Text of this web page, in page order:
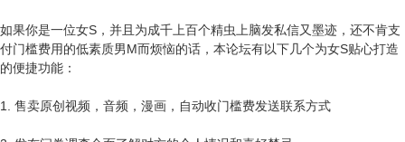
如果你是一位女S，并且为成千上百个精虫上脑发私信又墨迹，还不肯支
付门槛费用的低素质男M而烦恼的话，本论坛有以下几个为女S贴心打造
的便捷功能：
1. 售卖原创视频，音频，漫画，自动收门槛费发送联系方式